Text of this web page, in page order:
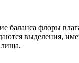
баланса флоры
выделения,